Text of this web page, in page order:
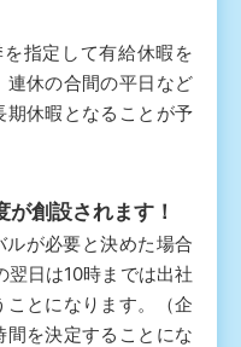
指定して有給休暇を
休の合間の平日など
期休暇となることが予
創設されます！
が必要と決めた場合
日は10時までは出社
ことになります。（企
を決定することにな